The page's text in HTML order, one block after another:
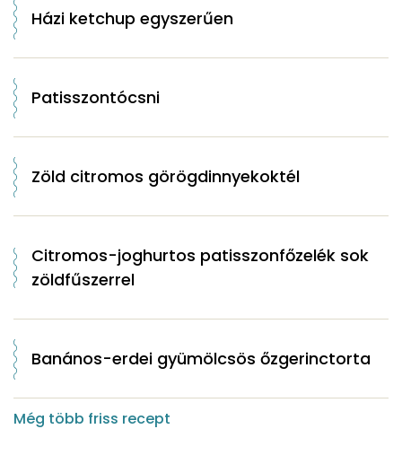
Házi ketchup egyszerűen
Patisszontócsni
Zöld citromos görögdinnyekoktél
Citromos-joghurtos patisszonfőzelék sok
zöldfűszerrel
Banános-erdei gyümölcsös őzgerinctorta
Még több friss recept